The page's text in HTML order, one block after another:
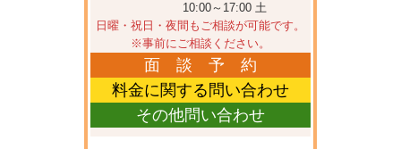
10:00～17:00 土
日曜・祝日・夜間もご相談が可能です。
※事前にご相談ください。
面 談 予 約
料金に関する問い合わせ
その他問い合わせ